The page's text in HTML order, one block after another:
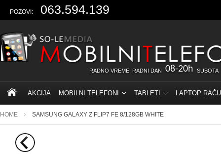
POZOVI: 063.594.139
RADNO VREME: RADNI DAN 08-20h SUBOTA
AKCIJA MOBILNI TELEFONI TABLETI LAPTOP
HOME SAMSUNG GALAXY Z FLIP7 FE 8/128GB WHITE